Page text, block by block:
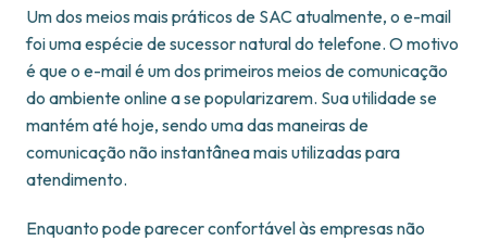
Um dos meios mais práticos de SAC atualmente, o e-mail
foi uma espécie de sucessor natural do telefone. O motivo
é que o e-mail é um dos primeiros meios de comunicação
do ambiente online a se popularizarem. Sua utilidade se
mantém até hoje, sendo uma das maneiras de
comunicação não instantânea mais utilizadas para
atendimento.
Enquanto pode parecer confortável às empresas não